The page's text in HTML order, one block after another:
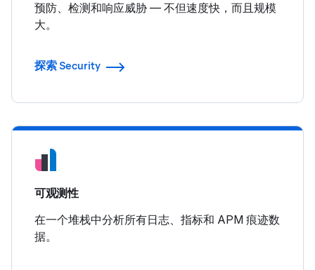
预防、检测和响应威胁 — 不但速度快，而且规模
大。
探索 Security
可观测性
在一个堆栈中分析所有日志、指标和 APM 痕迹数
据。